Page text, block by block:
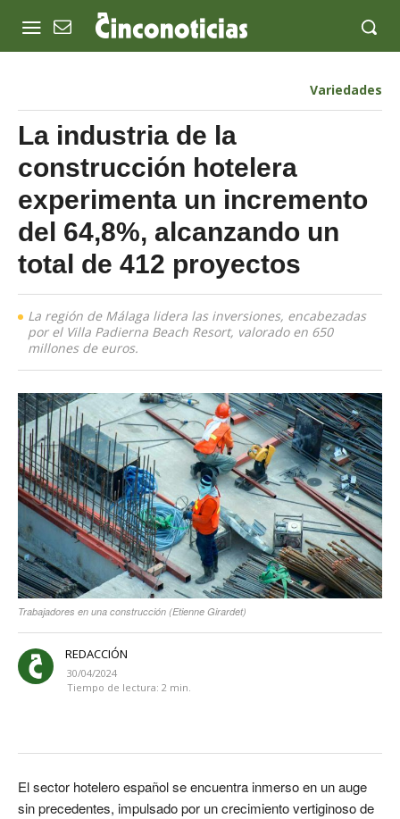
Variedades
La industria de la
construcción hotelera
experimenta un incremento
del 64,8%, alcanzando un
total de 412 proyectos
La región de Málaga lidera las inversiones, encabezadas
por el Villa Padierna Beach Resort, valorado en 650
millones de euros.
Trabajadores en una construcción (Etienne Girardet)
REDACCIÓN
30/04/2024
Tiempo de lectura: 2 min.
El sector hotelero español se encuentra inmerso en un auge
sin precedentes, impulsado por un crecimiento vertiginoso de